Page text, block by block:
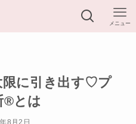
メニュー
限に引き出す♡プ
®︎とは
8月2日